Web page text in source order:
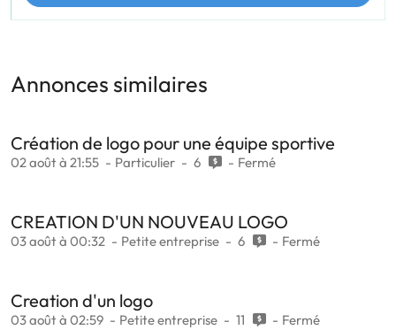
Annonces similaires
Création de logo pour une équipe sportive
02 août à 21:55 Particulier 6 Fermé
CREATION D'UN NOUVEAU LOGO
03 août à 00:32 Petite entreprise 6 Fermé
Creation d'un logo
03 août à 02:59 Petite entreprise 11 Fermé